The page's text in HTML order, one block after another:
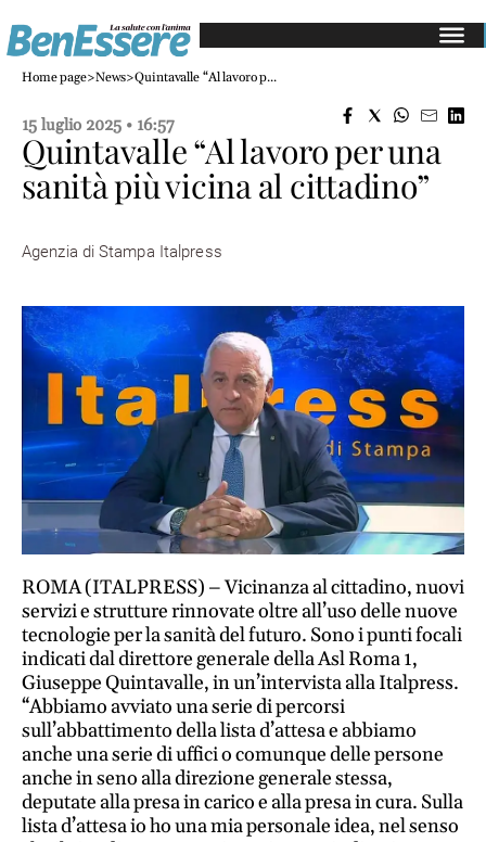
Salute
Gastroenterologia
Cardiologia
Mangiare
sano
Diete
di
Ricette
salutari
Benessere
Dormire
bene
Allo
specchio
Fitness
Un
mondo,
una
salute
Home page>News>Quintavalle “Al lavoro p...
Quintavalle “Al lavoro per una
sanità più vicina al cittadino”
Agenzia di Stampa Italpress
15 luglio 2025 • 16:57
ROMA (ITALPRESS) – Vicinanza al cittadino, nuovi
servizi e strutture rinnovate oltre all’uso delle nuove
tecnologie per la sanità del futuro. Sono i punti focali
indicati dal direttore generale della Asl Roma 1,
Giuseppe Quintavalle, in un’intervista alla Italpress.
“Abbiamo avviato una serie di percorsi
sull’abbattimento della lista d’attesa e abbiamo
anche una serie di uffici o comunque delle persone
anche in seno alla direzione generale stessa,
deputate alla presa in carico e alla presa in cura. Sulla
lista d’attesa io ho una mia personale idea, nel senso